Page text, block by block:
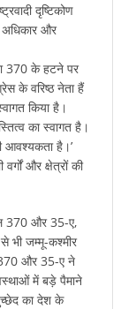
दृष्टिकोण
अधिकार और
370 के हटने पर
के वरिष्ठ नेता हैं
किया है।
का स्वागत है।
आवश्यकता है।’
और क्षेत्रों की
370 और 35-ए,
भी जम्मू-कश्मीर
370 और 35-ए ने
में बड़े पैमाने
का देश के